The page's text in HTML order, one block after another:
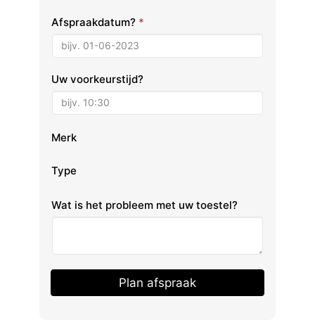
Afspraakdatum? *
Uw voorkeurstijd?
Merk
Type
Wat is het probleem met uw toestel?
Plan afspraak